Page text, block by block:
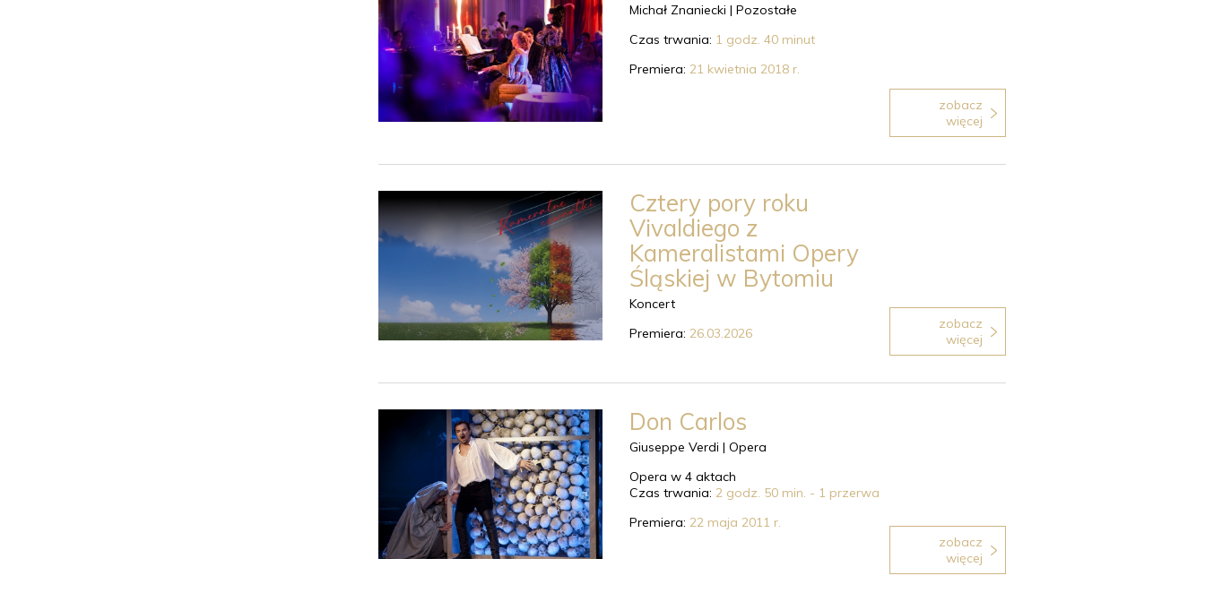
Michał Znaniecki | Pozostałe
Czas trwania: 1 godz. 40 minut
Premiera: 21 kwietnia 2018 r.
zobacz
więcej
Cztery pory roku
Vivaldiego z
Kameralistami Opery
Śląskiej w Bytomiu
Koncert
Premiera: 26.03.2026
zobacz
więcej
Don Carlos
Giuseppe Verdi | Opera
Opera w 4 aktach
Czas trwania: 2 godz. 50 min. - 1 przerwa
Premiera: 22 maja 2011 r.
zobacz
więcej